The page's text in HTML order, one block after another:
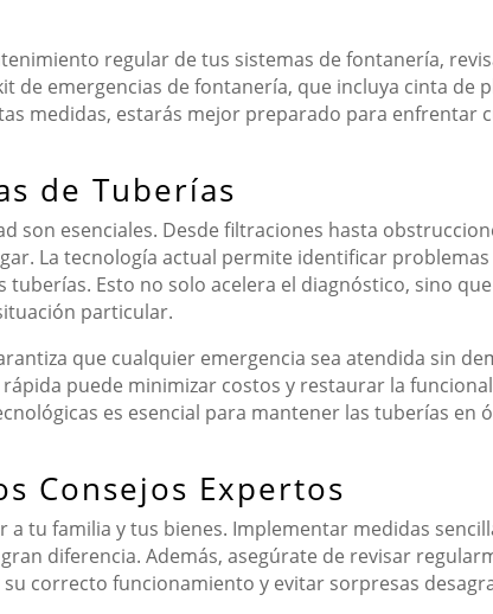
regular de tus sistemas de fontanería,
de emergencias de fontanería, que incluya cinta de
medidas, estarás mejor preparado para enfrentar
de Tuberías
son esenciales. Desde filtraciones hasta
La tecnología actual permite identificar
Esto no solo acelera el diagnóstico, sino
particular.
que cualquier emergencia sea atendida sin
puede minimizar costos y restaurar la
es esencial para mantener las tuberías en
Consejos Expertos
tu familia y tus bienes. Implementar medidas
diferencia. Además, asegúrate de revisar
correcto funcionamiento y evitar sorpresas